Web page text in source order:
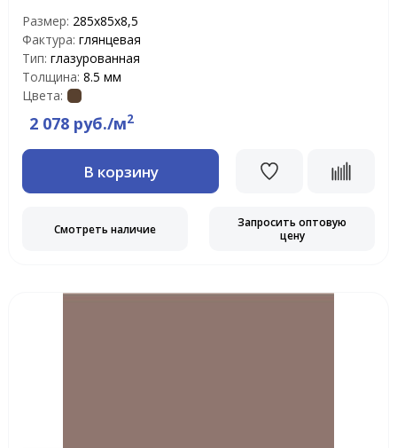
Размер: 285х85х8,5
Фактура: глянцевая
Тип: глазурованная
Толщина: 8.5 мм
Цвета:
2 078 руб./м2
В корзину
Смотреть наличие
Запросить оптовую
цену